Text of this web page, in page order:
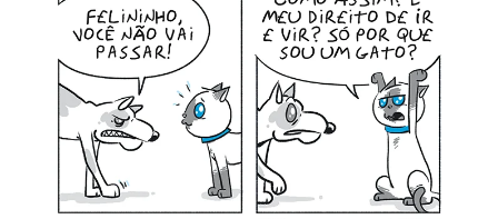
MINHA CONTA
CARRINHO
Search
Search Button